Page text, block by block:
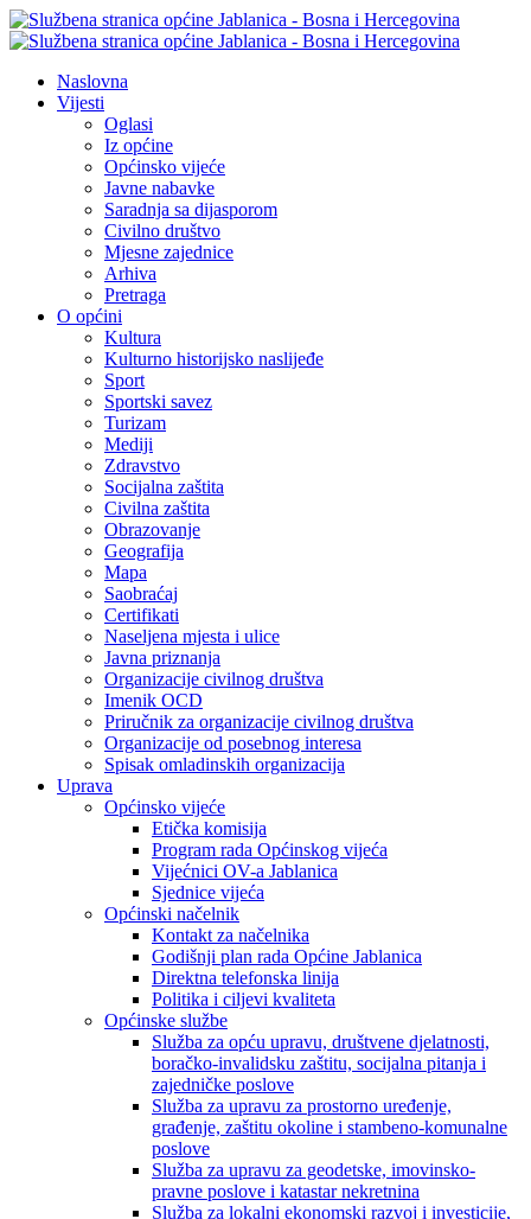
Naslovna
Vijesti
Oglasi
Iz općine
Općinsko vijeće
Javne nabavke
Saradnja sa dijasporom
Civilno društvo
Mjesne zajednice
Arhiva
Pretraga
O općini
Kultura
Kulturno historijsko naslijeđe
Sport
Sportski savez
Turizam
Mediji
Zdravstvo
Socijalna zaštita
Civilna zaštita
Obrazovanje
Geografija
Mapa
Saobraćaj
Certifikati
Naseljena mjesta i ulice
Javna priznanja
Organizacije civilnog društva
Imenik OCD
Priručnik za organizacije civilnog društva
Organizacije od posebnog interesa
Spisak omladinskih organizacija
Uprava
Općinsko vijeće
Etička komisija
Program rada Općinskog vijeća
Vijećnici OV-a Jablanica
Sjednice vijeća
Općinski načelnik
Kontakt za načelnika
Godišnji plan rada Općine Jablanica
Direktna telefonska linija
Politika i ciljevi kvaliteta
Općinske službe
Služba za opću upravu, društvene djelatnosti,
boračko-invalidsku zaštitu, socijalna pitanja i
zajedničke poslove
Služba za upravu za prostorno uređenje,
građenje, zaštitu okoline i stambeno-komunalne
poslove
Služba za upravu za geodetske, imovinsko-
pravne poslove i katastar nekretnina
Služba za lokalni ekonomski razvoj i investicije,